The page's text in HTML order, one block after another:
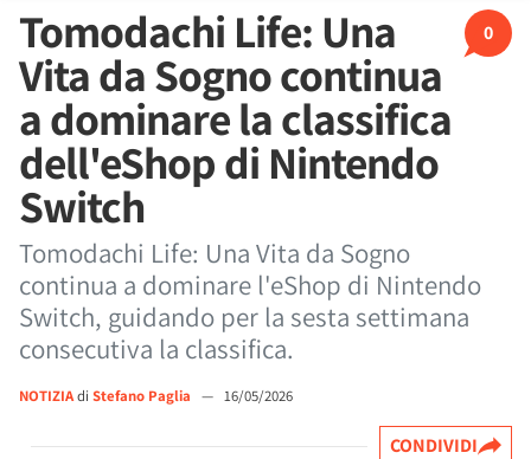
0
Tomodachi Life: Una
Vita da Sogno continua
a dominare la classifica
dell'eShop di Nintendo
Switch
Tomodachi Life: Una Vita da Sogno
continua a dominare l'eShop di Nintendo
Switch, guidando per la sesta settimana
consecutiva la classifica.
NOTIZIAdi Stefano Paglia — 16/05/2026
CONDIVIDI